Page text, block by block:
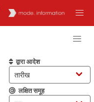
द्वारा आदेश
लक्षित समूह